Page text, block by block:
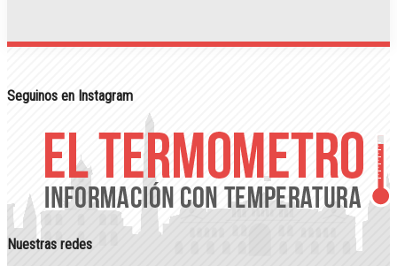
Seguinos en Instagram
Nuestras redes